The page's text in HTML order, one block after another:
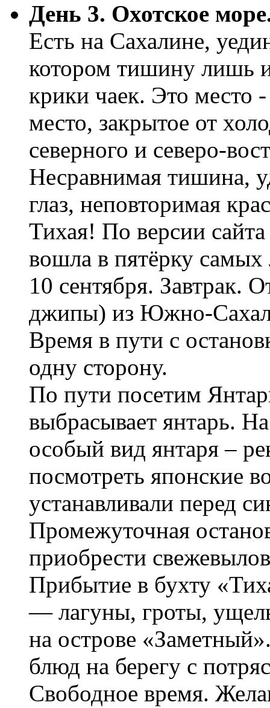
День 3. Охотское
Есть на Сахалине,
котором тишину лишь
крики чаек. Это место
место, закрытое от
северного и северо-
Несравнимая тишина,
глаз, неповторимая
Тихая! По версии
вошла в пятёрку
10 сентября. Завтрак.
джипы) из Южно-
Время в пути с
одну сторону.
По пути посетим
выбрасывает янтарь.
особый вид янтаря –
посмотреть японские
устанавливали перед
Промежуточная
приобрести
Прибытие в бухту
— лагуны, гроты,
на острове
блюд на берегу с
Свободное время.